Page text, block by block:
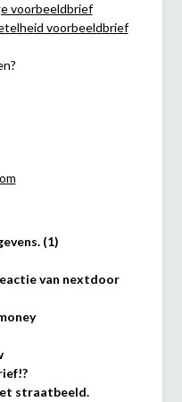
voorbeeldbrief
voorbeeldbrief
(1)
van nextdoor
straatbeeld.